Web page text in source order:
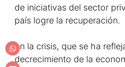
de iniciativas del sector
país logre la recuperación.
on la crisis, que se ha
decrecimiento de la